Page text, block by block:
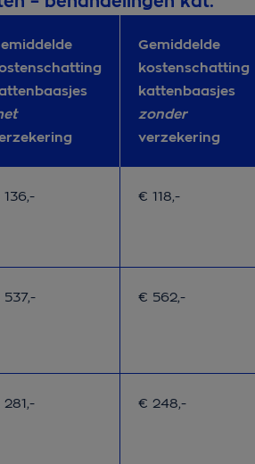
Gemiddelde
kostenschatting
kattenbaasjes
zonder
verzekering
zorg kostenschatting
Gemiddelde
€ 118,-
zorg kostenschatting
Gemiddelde
€ 562,-
zorg kostenschatting
Gemiddelde
€ 248,-